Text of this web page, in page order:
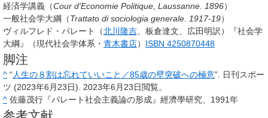
経済学講義（Cour d'Economie Politique, Laussanne. 1896）
一般社会学大綱（Trattato di sociologia generale. 1917-19）
ヴィルフレド・パレート（北川隆吉 、板倉達文、広田明訳）『社会学
大綱』（現代社会学体系・ 青木書店） ISBN 4250870448
脚注
^ “ 人生の８割は忘れていいこと／85歳の壁突破への極意”. 日刊スポー
ツ (2023年6月23日). 2023年6月23日閲覧。
^ 佐藤茂行『パレート社会主義論の形成』經濟學研究、1991年
参考文献